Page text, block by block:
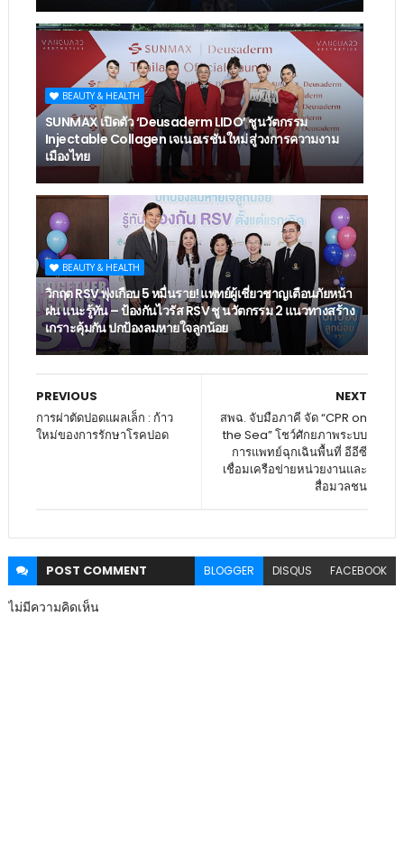
BEAUTY & HEALTH
SUNMAX เปิดตัว ‘Deusaderm LIDO’ ชูนวัตกรรม
Injectable Collagen เจเนอเรชันใหม่ สู่วงการความงาม
เมืองไทย
BEAUTY & HEALTH
วิกฤต RSV พุ่งเกือบ 5 หมื่นราย! แพทย์ผู้เชี่ยวชาญเตือนภัยหน้า
ฝน แนะรู้ทัน – ป้องกันไวรัส RSV ชู นวัตกรรม 2 แนวทางสร้าง
เกราะคุ้มกัน ปกป้องลมหายใจลูกน้อย
NEXT
สพฉ. จับมือภาคี จัด “CPR on
the Sea” โชว์ศักยภาพระบบ
การแพทย์ฉุกเฉินพื้นที่ อีอีซี
เชื่อมเครือข่ายหน่วยงานและ
สื่อมวลชน
PREVIOUS
การผ่าตัดปอดแผลเล็ก : ก้าว
ใหม่ของการรักษาโรคปอด
POST COMMENT BLOGGER DISQUS FACEBOOK
ไม่มีความคิดเห็น